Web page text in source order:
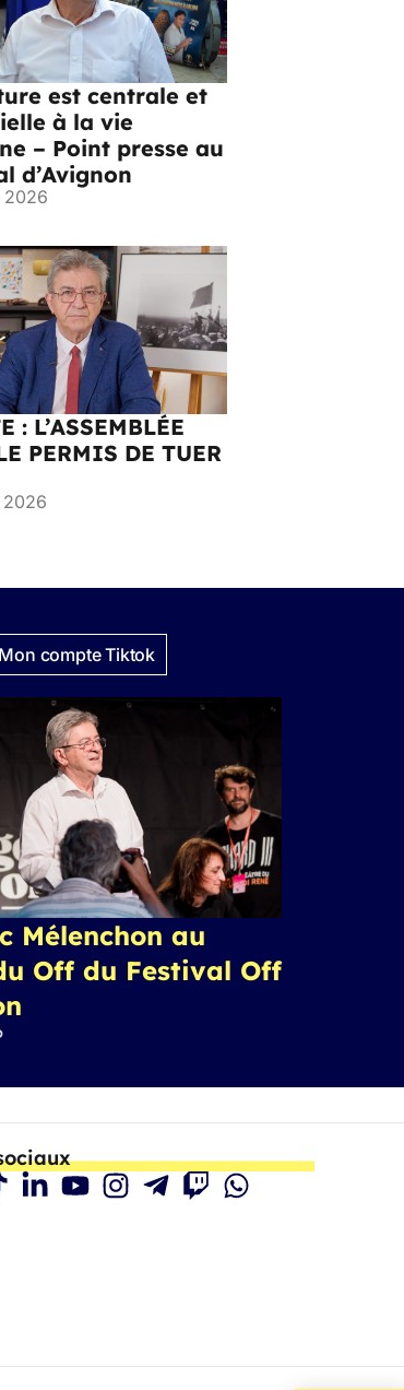
est centrale et
à la vie
– Point presse au
d’Avignon
2026
: L’ASSEMBLÉE
PERMIS DE TUER
Mon compte Tiktok
Mélenchon au
Off du Festival Off